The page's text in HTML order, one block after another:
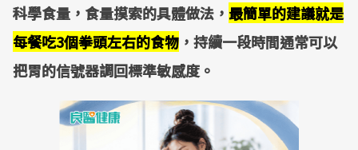
科學食量，食量摸索的具體做法， 最簡單的建議就是
每餐吃3個拳頭左右的食物 ，持續一段時間通常可以
把胃的信號器調回標準敏感度。